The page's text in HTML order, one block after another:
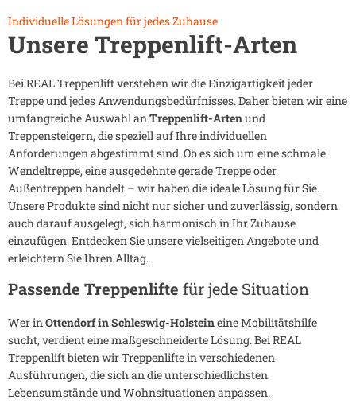
Individuelle Lösungen für jedes Zuhause.
Unsere Treppenlift-Arten
Bei REAL Treppenlift verstehen wir die Einzigartigkeit jeder
Treppe und jedes Anwendungsbedürfnisses. Daher bieten wir eine
umfangreiche Auswahl anTreppenlift-Artenund
Treppensteigern, die speziell auf Ihre individuellen
Anforderungen abgestimmt sind. Ob es sich um eine schmale
Wendeltreppe, eine ausgedehnte gerade Treppe oder
Außentreppen handelt – wir haben die ideale Lösung für Sie.
Unsere Produkte sind nicht nur sicher und zuverlässig, sondern
auch darauf ausgelegt, sich harmonisch in Ihr Zuhause
einzufügen. Entdecken Sie unsere vielseitigen Angebote und
erleichtern Sie Ihren Alltag.
Passende Treppenlifte für jede Situation
Wer inOttendorf in Schleswig-Holsteineine Mobilitätshilfe
sucht, verdient eine maßgeschneiderte Lösung. Bei REAL
Treppenlift bieten wir Treppenlifte in verschiedenen
Ausführungen, die sich an die unterschiedlichsten
Lebensumstände und Wohnsituationen anpassen.